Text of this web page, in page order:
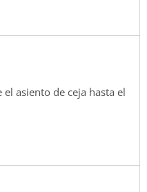
asiento de ceja hasta el